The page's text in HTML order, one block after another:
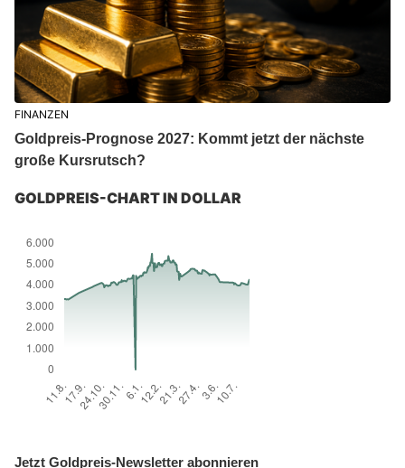
FINANZEN
Goldpreis-Prognose 2027: Kommt jetzt der nächste
große Kursrutsch?
GOLDPREIS-CHART IN DOLLAR
Jetzt Goldpreis-Newsletter abonnieren